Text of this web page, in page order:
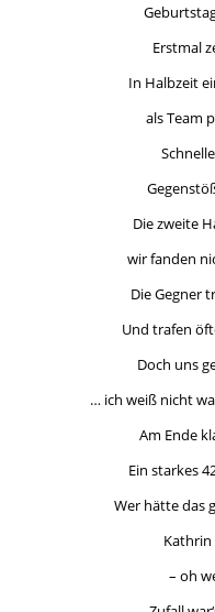
Erstmal
In Halbzeit
als Team
Die zweite
wir fanden
Die Gegner
Und trafen
Doch uns
… ich weiß nicht
Am Ende
Ein starkes
Wer hätte das
Kathrin
– oh